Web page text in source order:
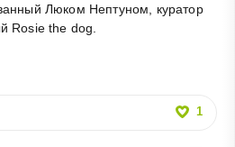
Люком Нептуном, куратор
Rosie the dog.
1